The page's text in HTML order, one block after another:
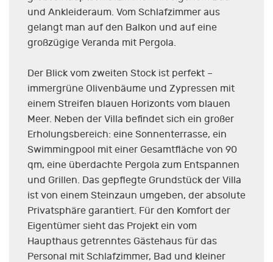
und Ankleideraum. Vom Schlafzimmer aus
gelangt man auf den Balkon und auf eine
großzügige Veranda mit Pergola.
Der Blick vom zweiten Stock ist perfekt –
immergrüne Olivenbäume und Zypressen mit
einem Streifen blauen Horizonts vom blauen
Meer. Neben der Villa befindet sich ein großer
Erholungsbereich: eine Sonnenterrasse, ein
Swimmingpool mit einer Gesamtfläche von 90
qm, eine überdachte Pergola zum Entspannen
und Grillen. Das gepflegte Grundstück der Villa
ist von einem Steinzaun umgeben, der absolute
Privatsphäre garantiert. Für den Komfort der
Eigentümer sieht das Projekt ein vom
Haupthaus getrenntes Gästehaus für das
Personal mit Schlafzimmer, Bad und kleiner